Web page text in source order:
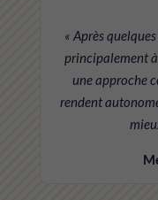
« Après
principalement
une approche
rendent